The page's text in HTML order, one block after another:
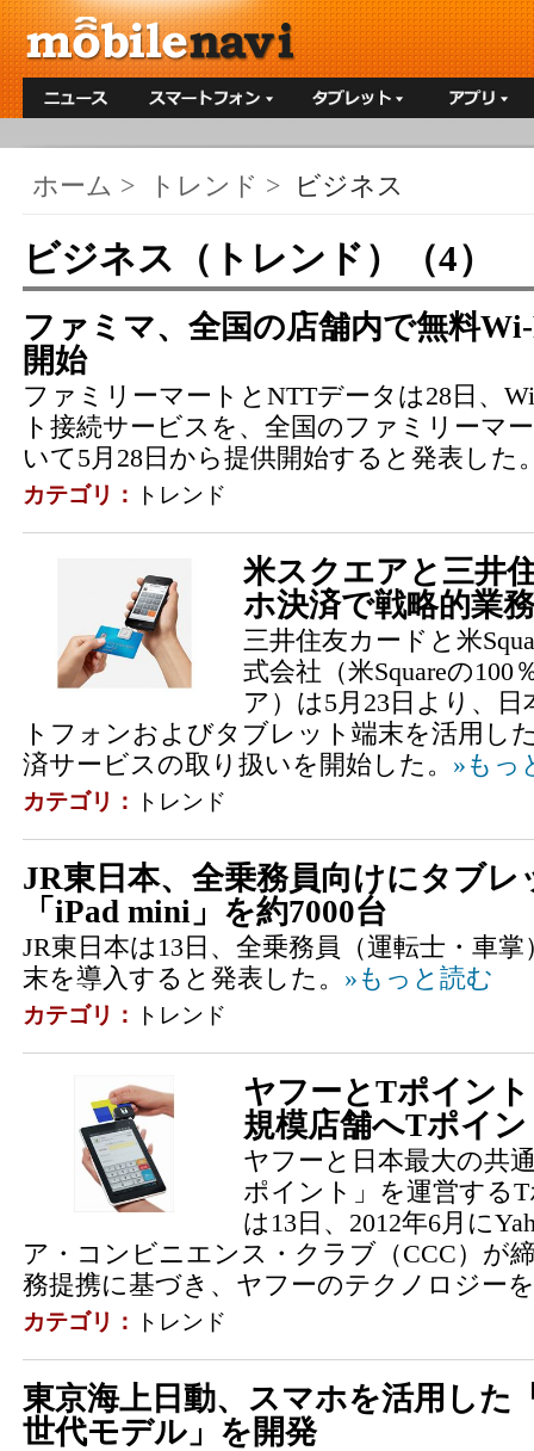
ホーム > トレンド > ビジネス
ビジネス（トレンド）（4）
ファミマ、全国の店舗内で無料
開始
ファミリーマートとNTTデータは28日、
ト接続サービスを、全国のファミリーマ
いて5月28日から提供開始すると発表した
カテゴリ： トレンド
米スクエアと三井
ホ決済で戦略的業
三井住友カードと米
式会社（米Squareの100
ア）は5月23日より、
トフォンおよびタブレット端末を活用し
済サービスの取り扱いを開始した。 »もっ
カテゴリ： トレンド
JR東日本、全乗務員向けにタブ
「iPad mini」を約7000台
JR東日本は13日、全乗務員（運転士・車
末を導入すると発表した。 »もっと読む
カテゴリ： トレンド
ヤフーとTポイン
規模店舗へTポイ
ヤフーと日本最大の共
ポイント」を運営する
は13日、2012年6月に
ア・コンビニエンス・クラブ（CCC）が
務提携に基づき、ヤフーのテクノロジー
カテゴリ： トレンド
東京海上日動、スマホを活用した
世代モデル」を開発